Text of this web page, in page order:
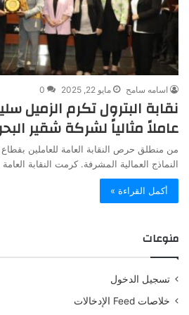
اسامه سامح مايو 22, 2025 0
نقابة البترول تكرم الزميل
عاملاً مثالياً لشركة شقير
من منطلق حرص النقابة العامة للعاملين
النماذج العمالية المشرفة. كرمت النقابة
أكمل القراءة »
منوعات
تسجيل الدخول
خلاصات Feed الإدخالات